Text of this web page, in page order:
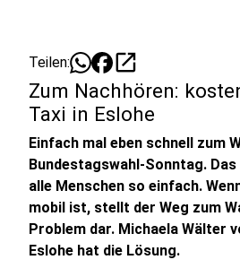
Teilen: open_in_new
Zum Nachhören:
Taxi in Eslohe
Einfach mal eben schnell zum
Bundestagswahl-Sonntag.
alle Menschen so einfach.
mobil ist, stellt der Weg zum
Problem dar. Michaela Wälter
Eslohe hat die Lösung.